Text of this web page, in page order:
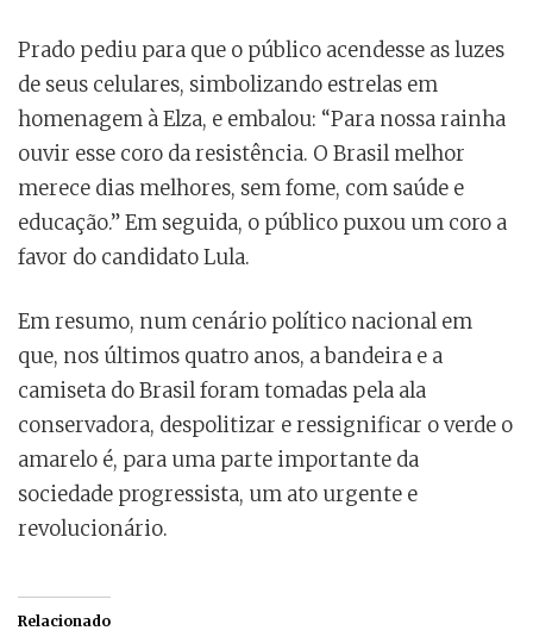
Prado pediu para que o público acendesse as luzes
de seus celulares, simbolizando estrelas em
homenagem à Elza, e embalou: “Para nossa rainha
ouvir esse coro da resistência. O Brasil melhor
merece dias melhores, sem fome, com saúde e
educação.” Em seguida, o público puxou um coro a
favor do candidato Lula.
Em resumo, num cenário político nacional em
que, nos últimos quatro anos, a bandeira e a
camiseta do Brasil foram tomadas pela ala
conservadora, despolitizar e ressignificar o verde o
amarelo é, para uma parte importante da
sociedade progressista, um ato urgente e
revolucionário.
Relacionado